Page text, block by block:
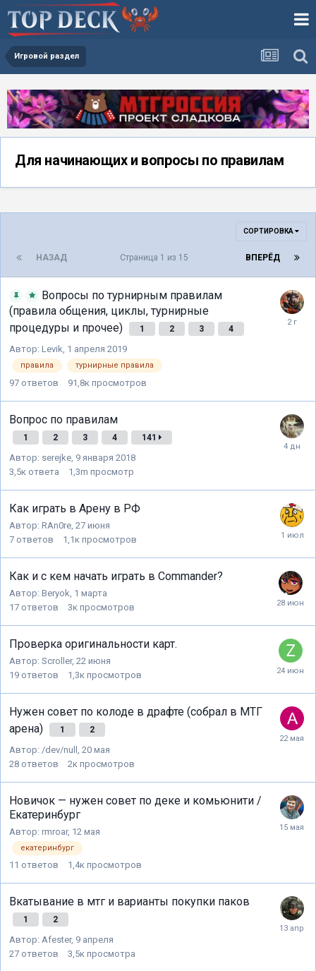
Игровой раздел
Для начинающих и вопросы по правилам
СОРТИРОВКА
НАЗАД ВПЕРЁД
Страница 1 из 15
Вопросы по турнирным правилам
(правила общения, циклы, турнирные
процедуры и прочее)
1 2 3 4
Автор: Levik, 1 апреля 2019
правила турнирные правила
97 ответов 91,8к просмотров
Вопрос по правилам
1 2 3 4 141
Автор: serejke 9 января 2018
3,5к ответа 1,3m просмотр
Как играть в Арену в РФ
Автор: RAn0re 27 июня
7 ответов 1,1к просмотров
Как и с кем начать играть в Commander?
Автор: Beryok 1 марта
17 ответов 3к просмотров
Проверка оригинальности карт.
Автор: Scroller, 22 июня
19 ответов 1,3к просмотров
Нужен совет по колоде в драфте (собрал в МТГ
арена)
1 2
Автор: /dev/null 20 мая
28 ответов 2к просмотров
Новичок — нужен совет по деке и комьюнити /
Екатеринбург
Автор: rmroar, 12 мая
екатеринбург
11 ответов 1,4к просмотров
Вкатывание в мтг и варианты покупки паков
1 2
Автор: Afester, 9 апреля
27 ответов 3,5к просмотра